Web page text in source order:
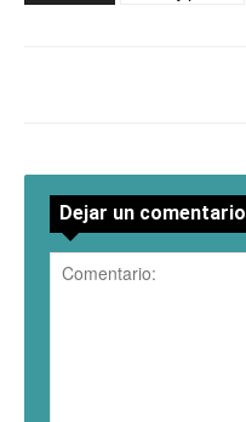
Dejar un comentario